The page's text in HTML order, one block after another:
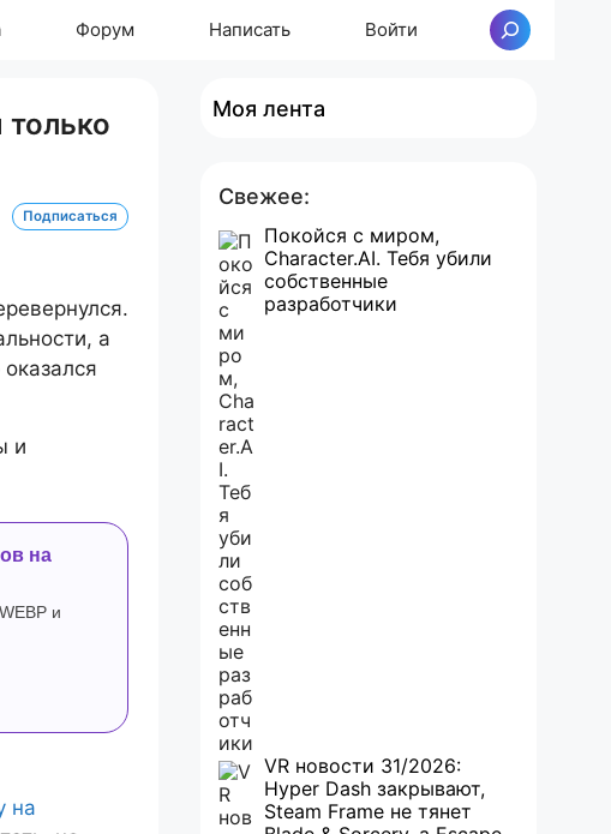
Форум Написать Войти Поиск
Подписаться
а
и
на
и
на
Моя лента
Свежее:
Покойся с миром,
Character.AI. Тебя убили
собственные
разработчики
VR новости 31/2026:
Hyper Dash закрывают,
Steam Frame не тянет